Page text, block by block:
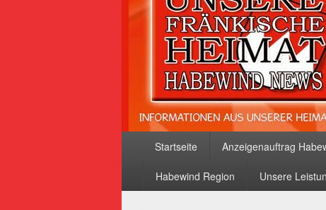
Startseite Anzeigenauftrag
Habewind Region Unsere